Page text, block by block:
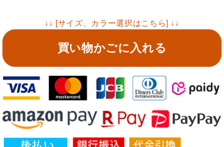
↓↓ [サイズ、カラー選択はこちら] ↓↓
買い物かごに入れる